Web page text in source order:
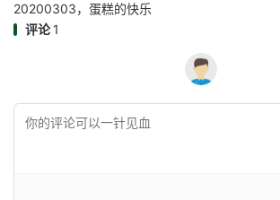
20200303，蛋糕的快乐
评论1